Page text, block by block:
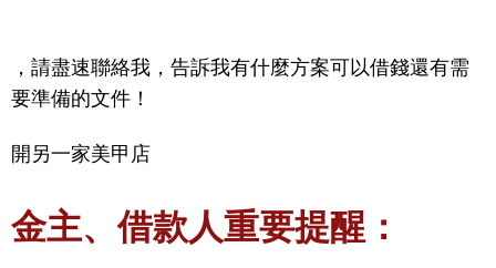
，請盡速聯絡我，告訴我有什麼方案可以借錢還有需
要準備的文件！
開另一家美甲店
金主、借款人重要提醒：